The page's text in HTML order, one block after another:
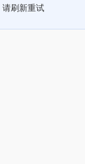
请刷新重试